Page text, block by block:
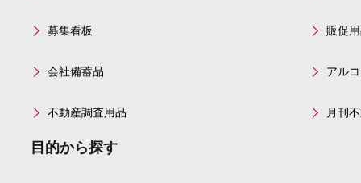
募集看板 販促
会社備蓄品 アル
不動産調査用品 月刊
目的から探す